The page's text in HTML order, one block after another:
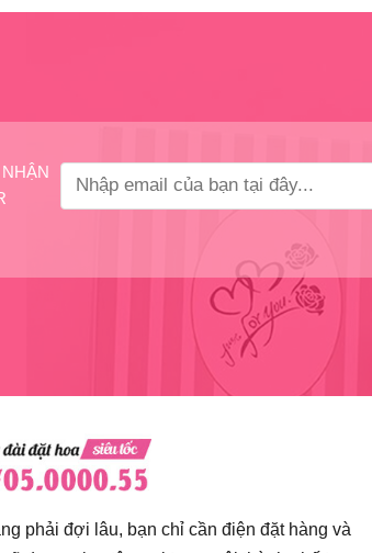
phải đợi lâu, bạn chỉ cần điện đặt hàng và